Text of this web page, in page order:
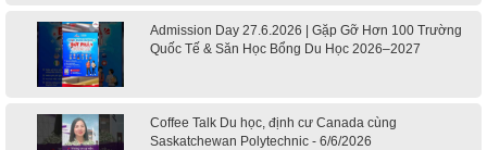
Admission Day 27.6.2026 | Gặp Gỡ Hơn 100 Trường
Quốc Tế & Săn Học Bổng Du Học 2026–2027
Coffee Talk Du học, định cư Canada cùng
Saskatchewan Polytechnic - 6/6/2026